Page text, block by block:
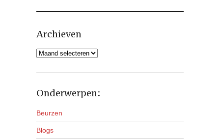
Archieven
Archieven
Onderwerpen:
Beurzen
Blogs